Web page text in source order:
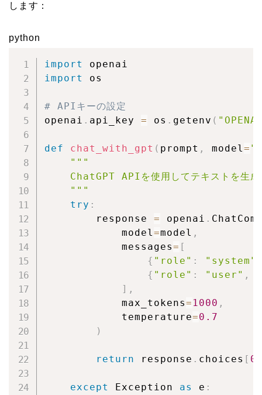
します：
python
import
import
os
# APIキーの設定
openai . api_key = os . getenv (
def chat_with_gpt ( prompt , model=
"""
ChatGPT APIを使用してテキストを生成
    """
try :
        response
= openai .
            model
=model ,
            messages
= [
{ "role" : "system"
{ "role" : "user" ,
] ,
            max_tokens
= 1000 ,
            temperature
=0.7
)
return response . choices [ 0
except Exception as e :